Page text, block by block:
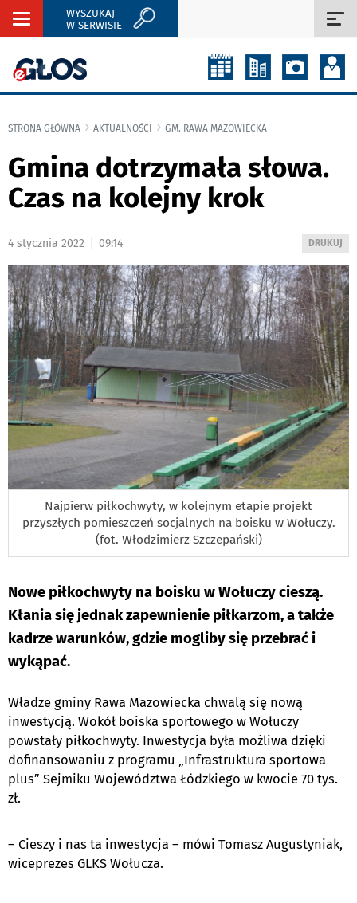
Rozwiń
WYSZUKAJ
W SERWISIE
STRONA GŁÓWNA AKTUALNOŚCI GM. RAWA MAZOWIECKA
Gmina dotrzymała słowa.
Czas na kolejny krok
WYDRUKUJ
DO
DRUKUJ
4 stycznia 2022 09:14
Najpierw piłkochwyty, w kolejnym etapie projekt
przyszłych pomieszczeń socjalnych na boisku w Wołuczy.
(fot. Włodzimierz Szczepański)
Nowe piłkochwyty na boisku w Wołuczy cieszą.
Kłania się jednak zapewnienie piłkarzom, a także
kadrze warunków, gdzie mogliby się przebrać i
wykąpać.
Władze gminy Rawa Mazowiecka chwalą się nową
inwestycją. Wokół boiska sportowego w Wołuczy
powstały piłkochwyty. Inwestycja była możliwa dzięki
dofinansowaniu z programu „Infrastruktura sportowa
plus” Sejmiku Województwa Łódzkiego w kwocie 70 tys.
zł.
– Cieszy i nas ta inwestycja – mówi Tomasz Augustyniak,
wiceprezes GLKS Wołucza.